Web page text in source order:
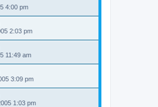
4:00 pm
2:03 pm
11:49 am
3:09 pm
1:03 pm